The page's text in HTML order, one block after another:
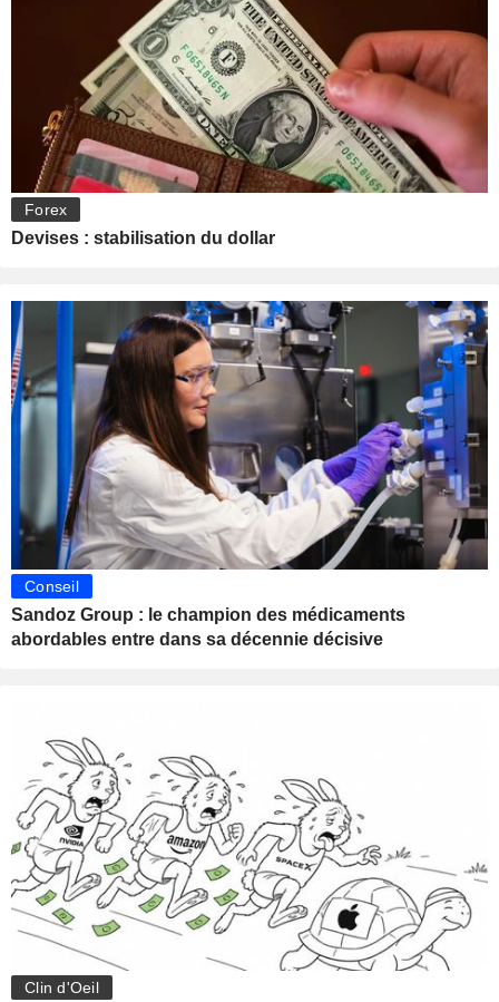
Forex
Devises : stabilisation du dollar
Conseil
Sandoz Group : le champion des médicaments
abordables entre dans sa décennie décisive
Clin d'Oeil